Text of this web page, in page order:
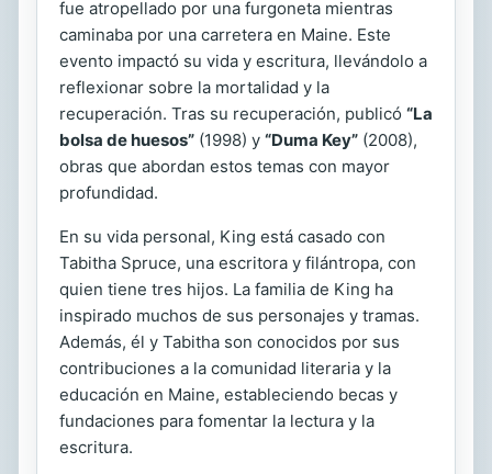
fue atropellado por una furgoneta mientras
caminaba por una carretera en Maine. Este
evento impactó su vida y escritura, llevándolo a
reflexionar sobre la mortalidad y la
recuperación. Tras su recuperación, publicó “La
bolsa de huesos” (1998) y “Duma Key” (2008),
obras que abordan estos temas con mayor
profundidad.
En su vida personal, King está casado con
Tabitha Spruce, una escritora y filántropa, con
quien tiene tres hijos. La familia de King ha
inspirado muchos de sus personajes y tramas.
Además, él y Tabitha son conocidos por sus
contribuciones a la comunidad literaria y la
educación en Maine, estableciendo becas y
fundaciones para fomentar la lectura y la
escritura.